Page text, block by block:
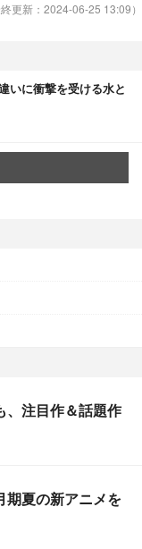
終更新：2024-06-25 13:09）
いに衝撃を受ける水と
、注目作＆話題作
期夏の新アニメを